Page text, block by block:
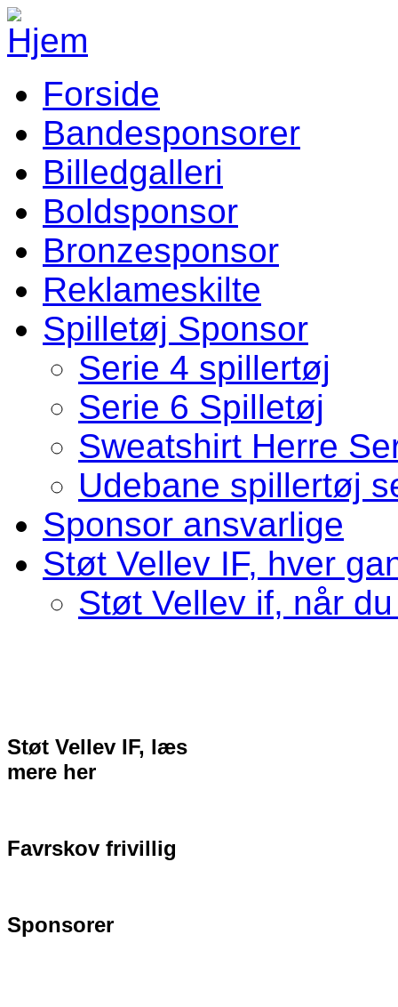
Gå til hovedindhold
Sponsorer Menu
Forside
Bandesponsorer
Billedgalleri
Boldsponsor
Bronzesponsor
Reklameskilte
Spilletøj Sponsor
Serie 4 spillertøj
Serie 6 Spilletøj
Sweatshirt Herre
Udebane spillertøj
Sponsor ansvarlige
Støt Vellev IF, hver
Støt Vellev if, når
Støt Vellev IF, læs
mere her
Favrskov frivillig
Sponsorer